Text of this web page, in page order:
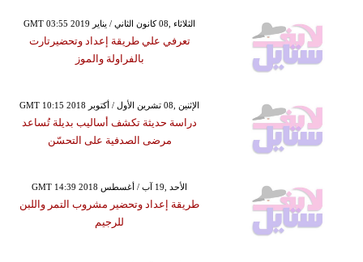
GMT 03:55 2019 الثلاثاء ,08 كانون الثاني / يناير
تعرفي علي طريقة إعداد وتحضيرتارت
بالفراولة والموز
GMT 10:15 2018 الإثنين ,08 تشرين الأول / أكتوبر
دراسة حديثة تكشف أساليب بديلة تُساعد
مرضى الصدفية على التحسّن
GMT 14:39 2018 الأحد ,19 آب / أغسطس
طريقة إعداد وتحضير مشروب التمر واللبن
للرجيم